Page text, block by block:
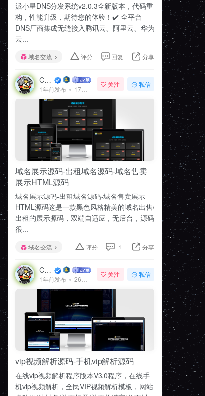
派小星DNS分发系统v2.0.3全新版本，代码重
构，性能升级，期待您的体验！✔️ 全平台
DNS厂商集成无缝接入腾讯云、阿里云、华为
云...
域名交流 评分 回复 分享
CMS模板
1年前发布 17次阅读
关注 私信
域名展示源码-出租域名源码-域名售卖
展示HTML源码
域名展示源码-出租域名源码-域名售卖展示
HTML源码这是一款黑色风格精美的域名出售/
出租的展示源码，双端自适应，无后台，源码
很...
域名交流 评分 1 分享
CMS模板
1年前发布 26次阅读
关注 私信
vip视频解析源码-手机vip解析源码
在线vip视频解析程序版本V3.0程序，在线手
机vip视频解析，全民VIP视频解析模板，网站